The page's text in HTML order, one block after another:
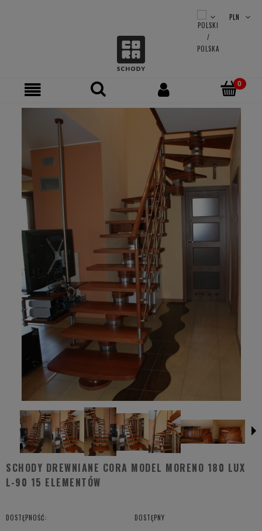
SCHODY DREWNIANE CORA MODEL MORENO 180 LUX
L-90 15 ELEMENTÓW
DOSTĘPNOŚĆ: DOSTĘPNY